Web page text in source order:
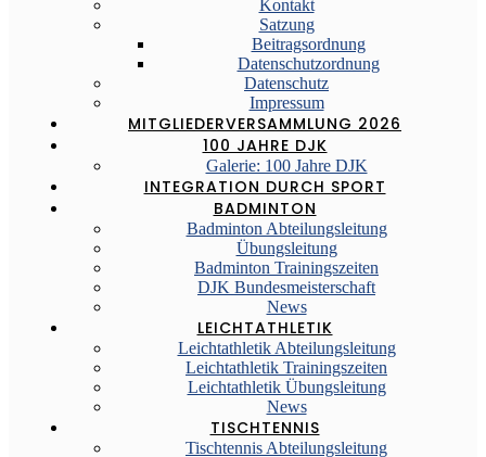
Kontakt
Satzung
Beitragsordnung
Datenschutzordnung
Datenschutz
Impressum
MITGLIEDERVERSAMMLUNG 2026
100 JAHRE DJK
Galerie: 100 Jahre DJK
INTEGRATION DURCH SPORT
BADMINTON
Badminton Abteilungsleitung
Übungsleitung
Badminton Trainingszeiten
DJK Bundesmeisterschaft
News
LEICHTATHLETIK
Leichtathletik Abteilungsleitung
Leichtathletik Trainingszeiten
Leichtathletik Übungsleitung
News
TISCHTENNIS
Tischtennis Abteilungsleitung